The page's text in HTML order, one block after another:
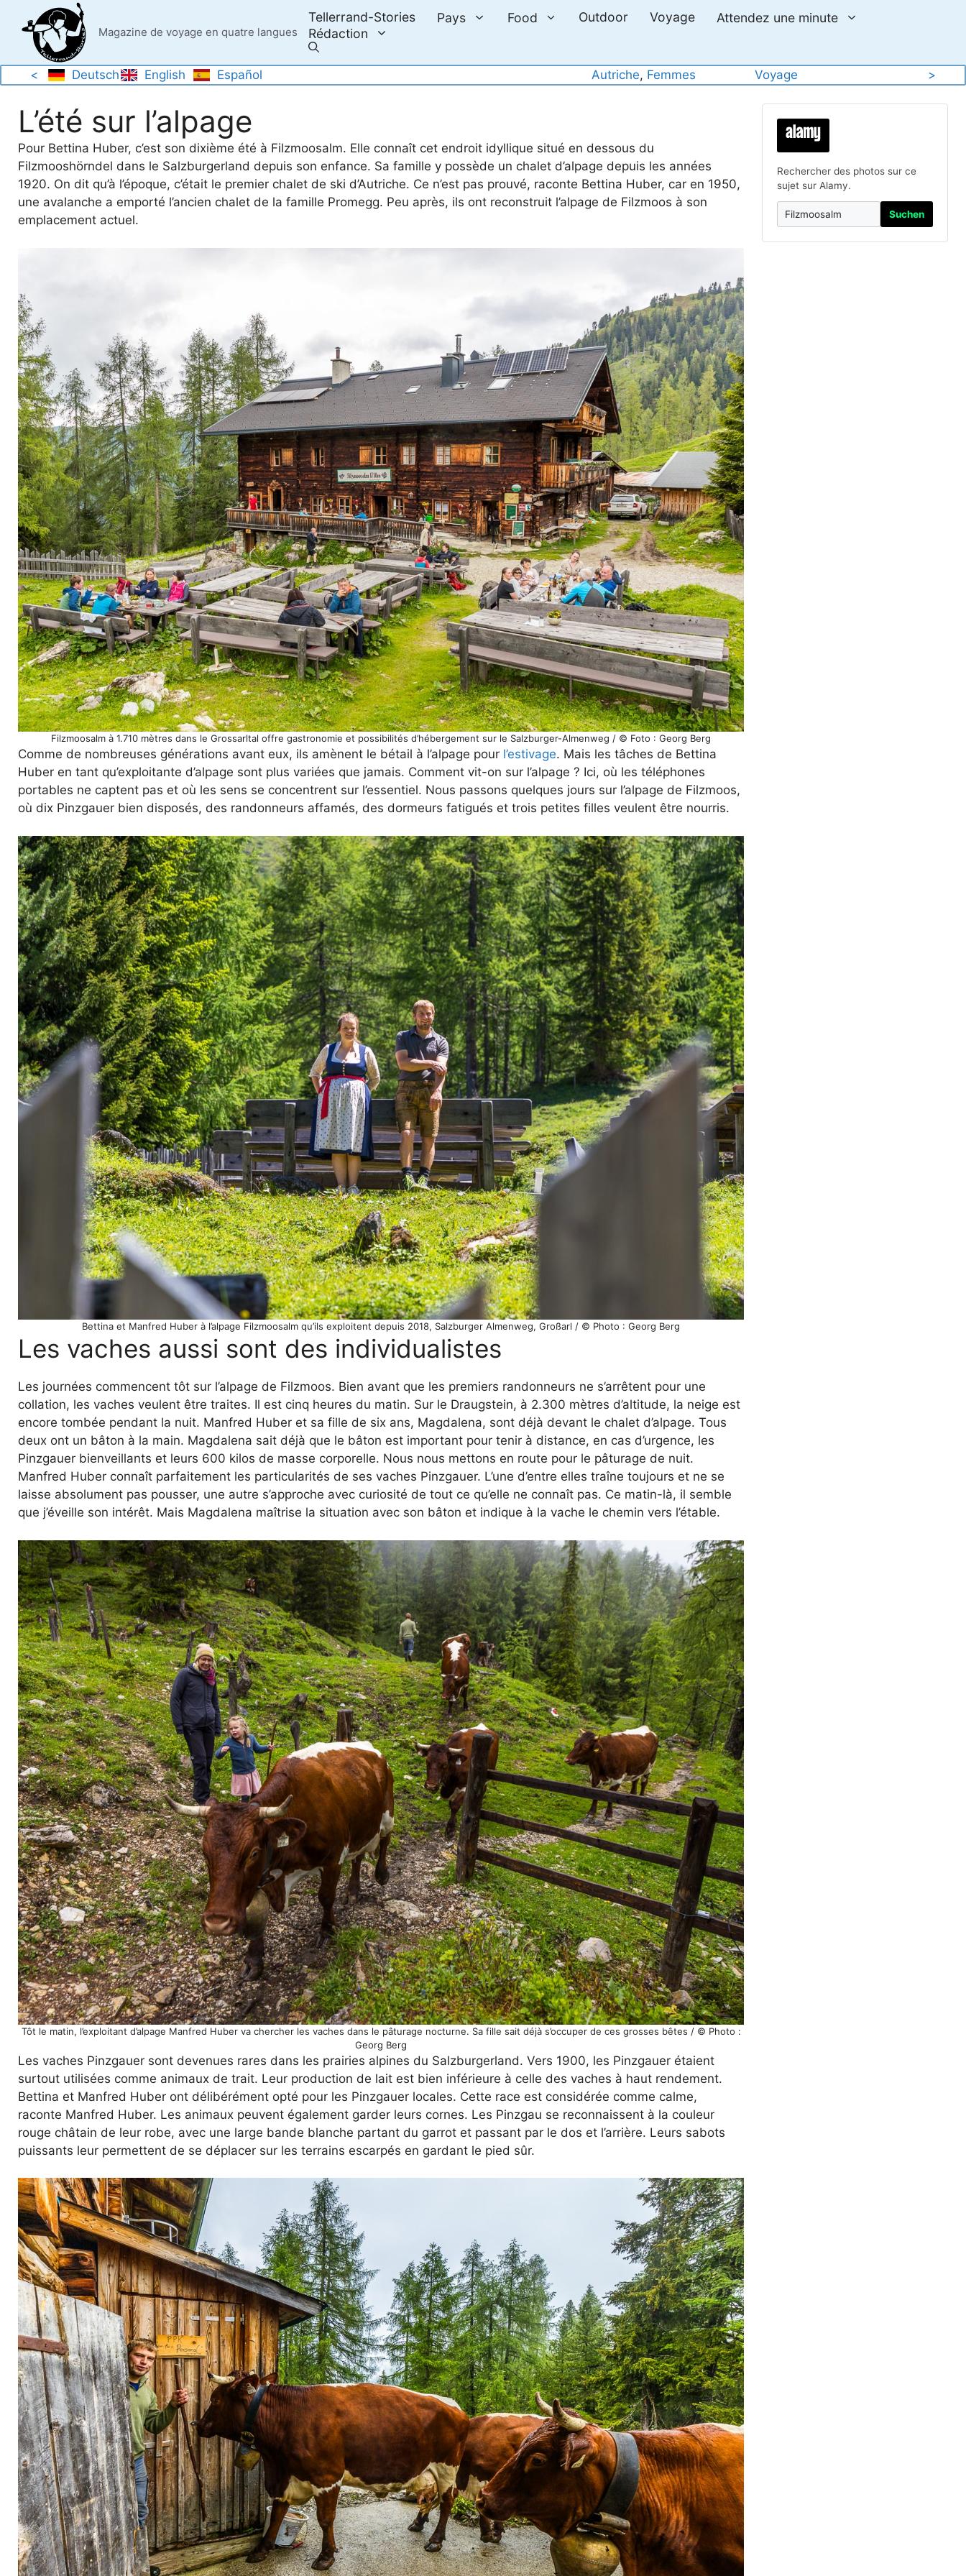
content
Magazine de voyage en quatre langues
Tellerrand-Stories Pays Food Outdoor Voyage
Attendez une minute
Rédaction
< Deutsch English Español Autriche, Femmes Voyage >
L’été sur l’alpage
Pour Bettina Huber, c’est son dixième été à Filzmoosalm. Elle connaît cet endroit idyllique situé en dessous du
Filzmooshörndel dans le Salzburgerland depuis son enfance. Sa famille y possède un chalet d’alpage depuis les années
1920. On dit qu’à l’époque, c’était le premier chalet de ski d’Autriche. Ce n’est pas prouvé, raconte Bettina Huber, car en 1950,
une avalanche a emporté l’ancien chalet de la famille Promegg. Peu après, ils ont reconstruit l’alpage de Filzmoos à son
emplacement actuel.
Filzmoosalm à 1.710 mètres dans le Grossarltal offre gastronomie et possibilités d’hébergement sur le Salzburger-Almenweg / © Foto : Georg Berg
Comme de nombreuses générations avant eux, ils amènent le bétail à l’alpage pour l’estivage. Mais les tâches de Bettina
Huber en tant qu’exploitante d’alpage sont plus variées que jamais. Comment vit-on sur l’alpage ? Ici, où les téléphones
portables ne captent pas et où les sens se concentrent sur l’essentiel. Nous passons quelques jours sur l’alpage de Filzmoos,
où dix Pinzgauer bien disposés, des randonneurs affamés, des dormeurs fatigués et trois petites filles veulent être nourris.
Bettina et Manfred Huber à l’alpage Filzmoosalm qu’ils exploitent depuis 2018, Salzburger Almenweg, Großarl / © Photo : Georg Berg
Les vaches aussi sont des individualistes
Les journées commencent tôt sur l’alpage de Filzmoos. Bien avant que les premiers randonneurs ne s’arrêtent pour une
collation, les vaches veulent être traites. Il est cinq heures du matin. Sur le Draugstein, à 2.300 mètres d’altitude, la neige est
encore tombée pendant la nuit. Manfred Huber et sa fille de six ans, Magdalena, sont déjà devant le chalet d’alpage. Tous
deux ont un bâton à la main. Magdalena sait déjà que le bâton est important pour tenir à distance, en cas d’urgence, les
Pinzgauer bienveillants et leurs 600 kilos de masse corporelle. Nous nous mettons en route pour le pâturage de nuit.
Manfred Huber connaît parfaitement les particularités de ses vaches Pinzgauer. L’une d’entre elles traîne toujours et ne se
laisse absolument pas pousser, une autre s’approche avec curiosité de tout ce qu’elle ne connaît pas. Ce matin-là, il semble
que j’éveille son intérêt. Mais Magdalena maîtrise la situation avec son bâton et indique à la vache le chemin vers l’étable.
Tôt le matin, l’exploitant d’alpage Manfred Huber va chercher les vaches dans le pâturage nocturne. Sa fille sait déjà s’occuper de ces grosses bêtes / © Photo :
Georg Berg
Les vaches Pinzgauer sont devenues rares dans les prairies alpines du Salzburgerland. Vers 1900, les Pinzgauer étaient
surtout utilisées comme animaux de trait. Leur production de lait est bien inférieure à celle des vaches à haut rendement.
Bettina et Manfred Huber ont délibérément opté pour les Pinzgauer locales. Cette race est considérée comme calme,
raconte Manfred Huber. Les animaux peuvent également garder leurs cornes. Les Pinzgau se reconnaissent à la couleur
rouge châtain de leur robe, avec une large bande blanche partant du garrot et passant par le dos et l’arrière. Leurs sabots
puissants leur permettent de se déplacer sur les terrains escarpés en gardant le pied sûr.
Rechercher des photos sur ce
sujet sur Alamy.
Suchen